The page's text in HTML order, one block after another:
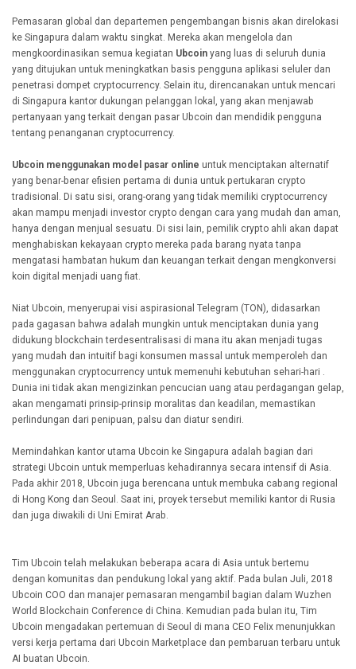
Pemasaran global dan departemen pengembangan bisnis akan direlokasi
ke Singapura dalam waktu singkat. Mereka akan mengelola dan
mengkoordinasikan semua kegiatan Ubcoin yang luas di seluruh dunia
yang ditujukan untuk meningkatkan basis pengguna aplikasi seluler dan
penetrasi dompet cryptocurrency. Selain itu, direncanakan untuk mencari
di Singapura kantor dukungan pelanggan lokal, yang akan menjawab
pertanyaan yang terkait dengan pasar Ubcoin dan mendidik pengguna
tentang penanganan cryptocurrency.
Ubcoin menggunakan model pasar online untuk menciptakan alternatif
yang benar-benar efisien pertama di dunia untuk pertukaran crypto
tradisional. Di satu sisi, orang-orang yang tidak memiliki cryptocurrency
akan mampu menjadi investor crypto dengan cara yang mudah dan aman,
hanya dengan menjual sesuatu. Di sisi lain, pemilik crypto ahli akan dapat
menghabiskan kekayaan crypto mereka pada barang nyata tanpa
mengatasi hambatan hukum dan keuangan terkait dengan mengkonversi
koin digital menjadi uang fiat.
Niat Ubcoin, menyerupai visi aspirasional Telegram (TON), didasarkan
pada gagasan bahwa adalah mungkin untuk menciptakan dunia yang
didukung blockchain terdesentralisasi di mana itu akan menjadi tugas
yang mudah dan intuitif bagi konsumen massal untuk memperoleh dan
menggunakan cryptocurrency untuk memenuhi kebutuhan sehari-hari .
Dunia ini tidak akan mengizinkan pencucian uang atau perdagangan gelap,
akan mengamati prinsip-prinsip moralitas dan keadilan, memastikan
perlindungan dari penipuan, palsu dan diatur sendiri.
Memindahkan kantor utama Ubcoin ke Singapura adalah bagian dari
strategi Ubcoin untuk memperluas kehadirannya secara intensif di Asia.
Pada akhir 2018, Ubcoin juga berencana untuk membuka cabang regional
di Hong Kong dan Seoul. Saat ini, proyek tersebut memiliki kantor di Rusia
dan juga diwakili di Uni Emirat Arab.
Tim Ubcoin telah melakukan beberapa acara di Asia untuk bertemu
dengan komunitas dan pendukung lokal yang aktif. Pada bulan Juli, 2018
Ubcoin COO dan manajer pemasaran mengambil bagian dalam Wuzhen
World Blockchain Conference di China. Kemudian pada bulan itu, Tim
Ubcoin mengadakan pertemuan di Seoul di mana CEO Felix menunjukkan
versi kerja pertama dari Ubcoin Marketplace dan pembaruan terbaru untuk
AI buatan Ubcoin.